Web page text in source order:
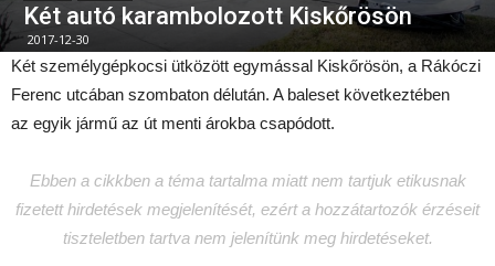
Két autó karambolozott Kiskőrösön
2017-12-30
Két személygépkocsi ütközött egymással Kiskőrösön, a Rákóczi
Ferenc utcában szombaton délután. A baleset következtében
az egyik jármű az út menti árokba csapódott.
Ebben a cikkben a téma tartalma miatt nem tartjuk etikusnak
fizetett hirdetések megjelenítését, ezért a hozzátartozók érzéseit
tiszteletben tartva nem jelenítünk meg hirdetéseket.